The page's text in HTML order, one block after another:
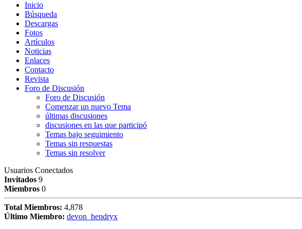
Inicio
Búsqueda
Descargas
Fotos
Artículos
Noticias
Enlaces
Contacto
Revista
Foro de Discusión
Foro de Discusión
Comenzar un nuevo Tema
últimas discusiones
discusiones en las que participó
Temas bajo seguimiento
Temas sin respuestas
Temas sin resolver
Usuarios Conectados
Invitados 9
Miembros 0
Total Miembros: 4,878
Último Miembro: devon_hendryx